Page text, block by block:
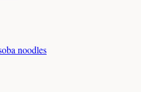
noodles